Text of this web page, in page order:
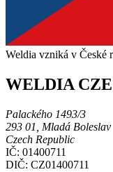
Weldia vzniká v České
WELDIA
Palackého 1493/3
293 01, Mladá Boleslav
Czech Republic
IČ: 01400711
DIČ: CZ01400711